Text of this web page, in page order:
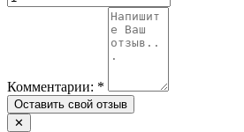
Комментарии: *
✕